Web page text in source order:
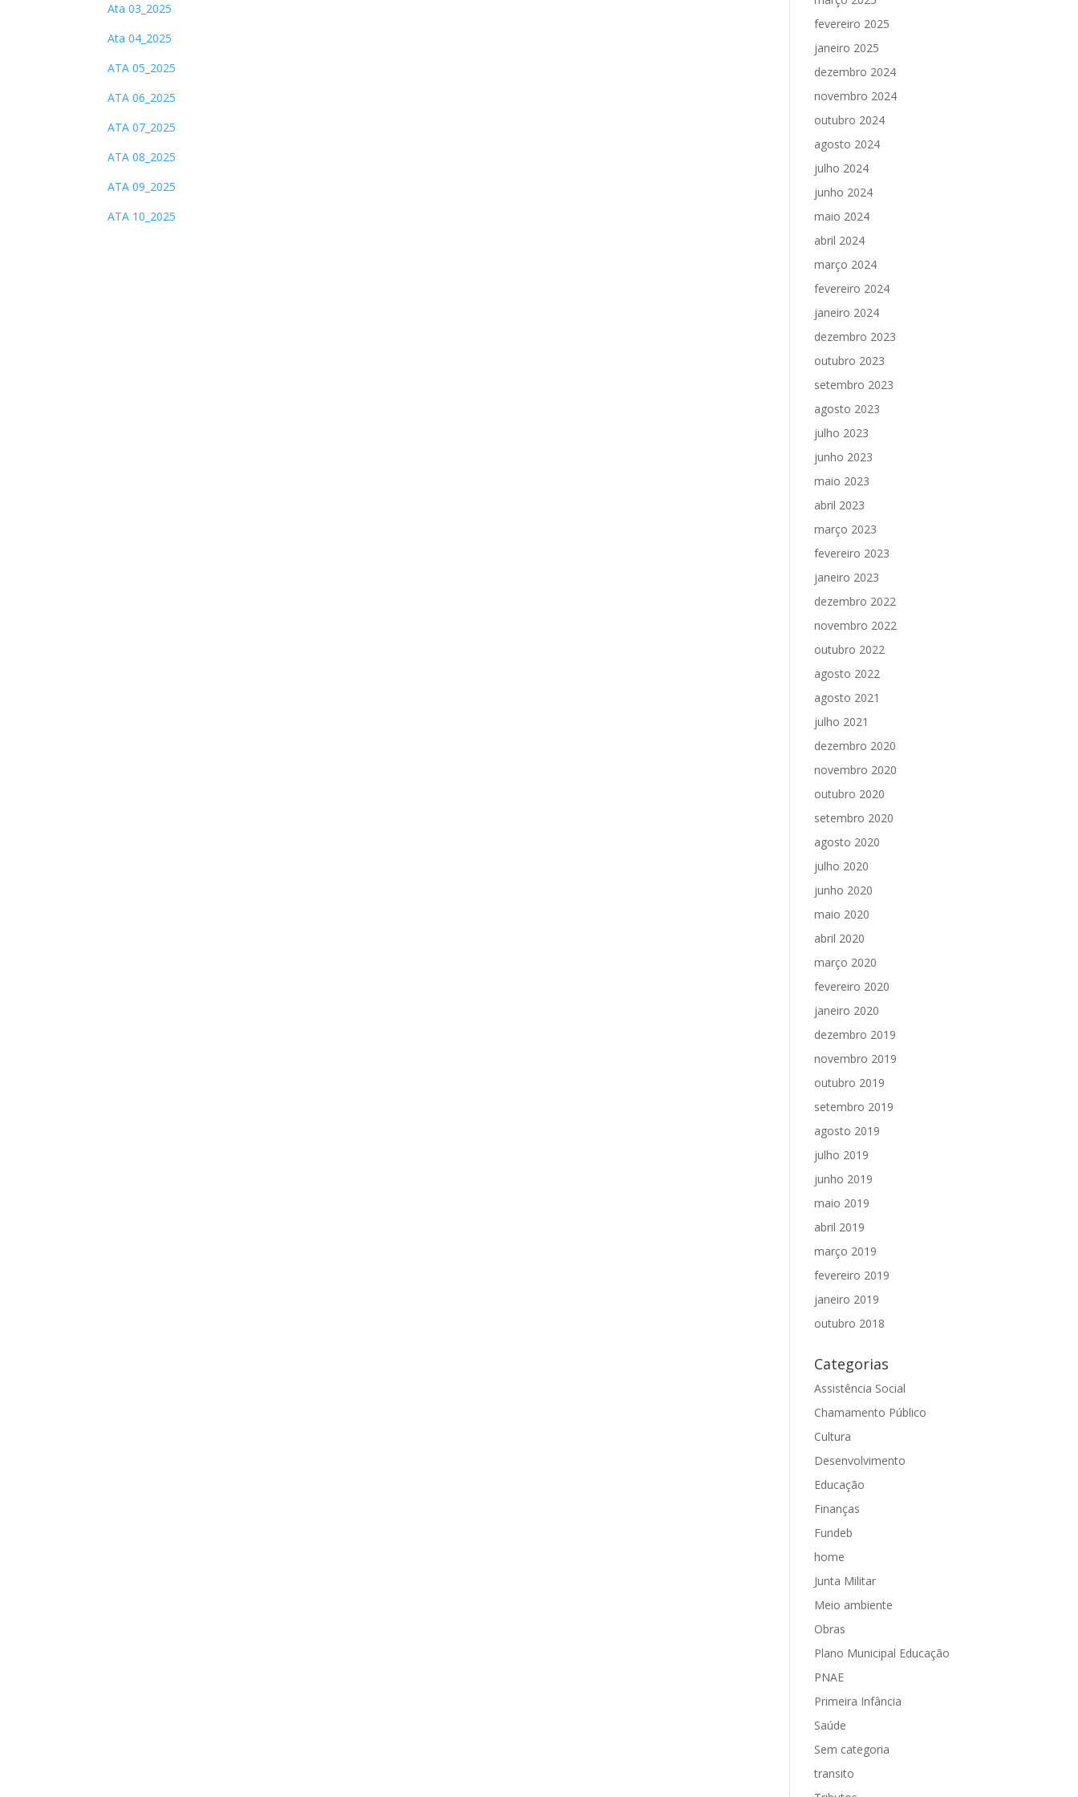
Ata 03_2025
Ata 04_2025
ATA 05_2025
ATA 06_2025
ATA 07_2025
ATA 08_2025
ATA 09_2025
ATA 10_2025
fevereiro 2025
janeiro 2025
dezembro 2024
novembro 2024
outubro 2024
agosto 2024
julho 2024
junho 2024
maio 2024
abril 2024
março 2024
fevereiro 2024
janeiro 2024
dezembro 2023
outubro 2023
setembro 2023
agosto 2023
julho 2023
junho 2023
maio 2023
abril 2023
março 2023
fevereiro 2023
janeiro 2023
dezembro 2022
novembro 2022
outubro 2022
agosto 2022
agosto 2021
julho 2021
dezembro 2020
novembro 2020
outubro 2020
setembro 2020
agosto 2020
julho 2020
junho 2020
maio 2020
abril 2020
março 2020
fevereiro 2020
janeiro 2020
dezembro 2019
novembro 2019
outubro 2019
setembro 2019
agosto 2019
julho 2019
junho 2019
maio 2019
abril 2019
março 2019
fevereiro 2019
janeiro 2019
outubro 2018
Categorias
Assistência Social
Chamamento Público
Cultura
Desenvolvimento
Educação
Finanças
Fundeb
home
Junta Militar
Meio ambiente
Obras
Plano Municipal Educação
PNAE
Primeira Infância
Saúde
Sem categoria
transito